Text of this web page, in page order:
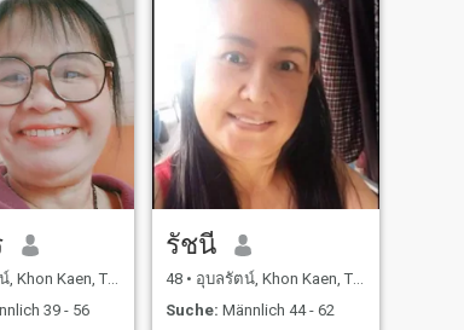
Kaen, Thailand
39 - 56
รัชนี
48 • อุบลรัตน์, Khon Kaen, Thailand
Suche: Männlich 44 - 62